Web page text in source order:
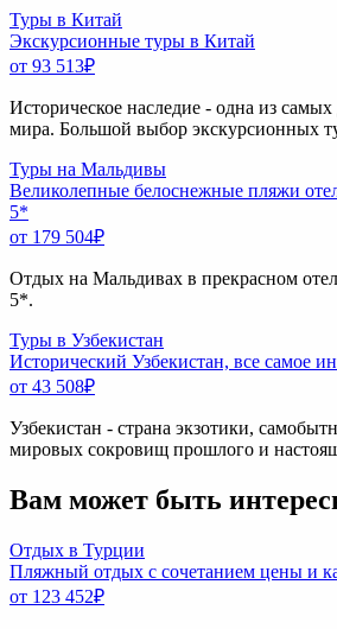
Туры в Китай
Экскурсионные туры в Китай
от 93 513₽
Историческое наследие - одна из
мира. Большой выбор экскурсионных
Туры на Мальдивы
Великолепные белоснежные пляжи
5*
от 179 504₽
Отдых на Мальдивах в прекрасном
5*.
Туры в Узбекистан
Исторический Узбекистан, все самое
от 43 508₽
Узбекистан - страна экзотики,
мировых сокровищ прошлого и
Вам может быть
Отдых в Турции
Пляжный отдых с сочетанием цены и
от 123 452₽